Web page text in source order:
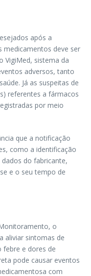
após a
medicamentos deve ser
VigiMed, sistema da
adversos, tanto
Já as suspeitas de
referentes a fármacos
por meio
que a notificação
como a identificação
do fabricante,
e o seu tempo de
o
aliviar sintomas de
febre e dores de
pode causar eventos
com